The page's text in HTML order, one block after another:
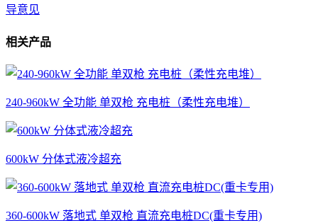
导意见
相关产品
240-960kW 全功能 单双枪 充电桩（柔性充电堆）
600kW 分体式液冷超充
360-600kW 落地式 单双枪 直流充电桩DC(重卡专用)